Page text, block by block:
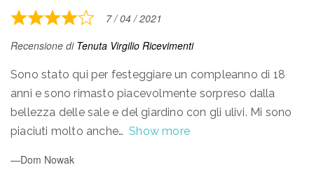
Rated
4
of
5
7 / 04 / 2021
Recensione di Tenuta Virgilio Ricevimenti
Sono stato qui per festeggiare un compleanno di 18
anni e sono rimasto piacevolmente sorpreso dalla
bellezza delle sale e del giardino con gli ulivi. Mi sono
piaciuti molto anche
Show more
Dom Nowak